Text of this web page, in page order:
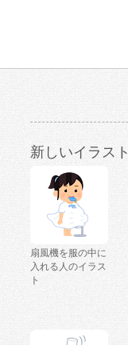
新しいイラスト
扇風機を服の中に
入れる人のイラス
ト